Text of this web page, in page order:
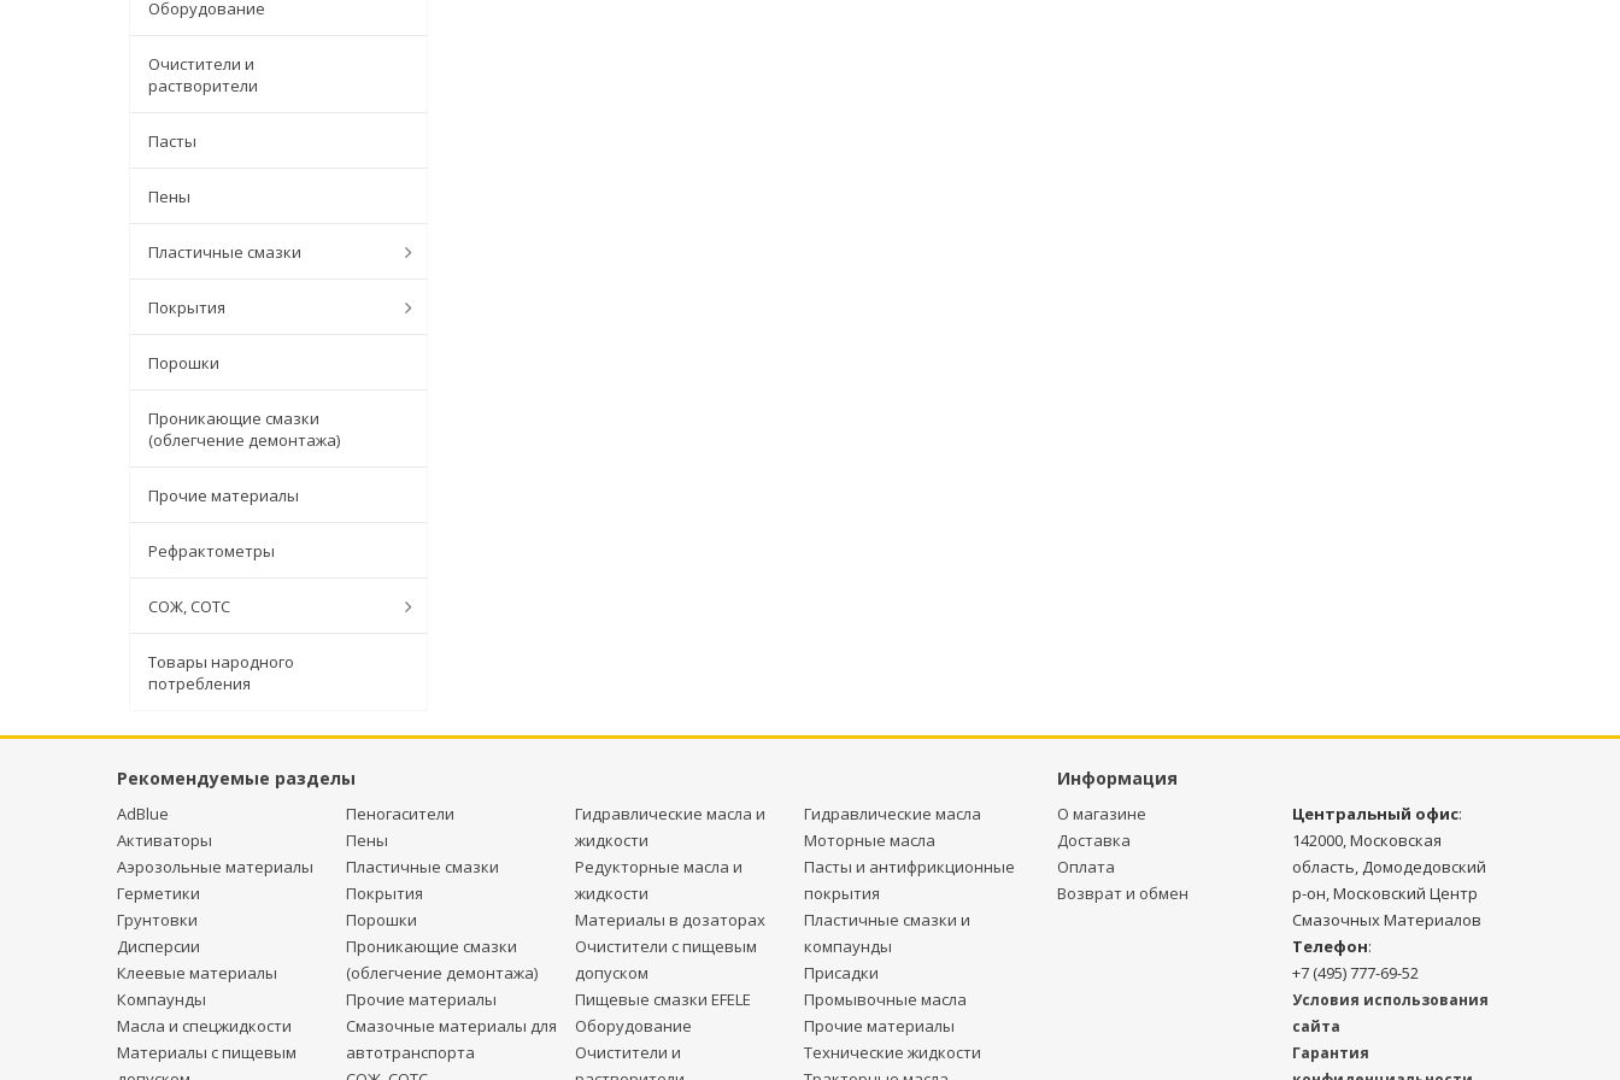
Оборудование
Очистители и
растворители
Пасты
Пены
Пластичные смазки
Покрытия
Порошки
Проникающие смазки
(облегчение демонтажа)
Прочие материалы
Рефрактометры
СОЖ, СОТС
Товары народного
потребления
Рекомендуемые разделы Информация
AdBlue
Активаторы
Аэрозольные материалы
Герметики
Грунтовки
Дисперсии
Клеевые материалы
Компаунды
Масла и спецжидкости
Материалы с пищевым
Пеногасители
Пены
Пластичные смазки
Покрытия
Порошки
Проникающие смазки
(облегчение демонтажа)
Прочие материалы
Смазочные материалы для
автотранспорта
Гидравлические масла и
жидкости
Редукторные масла и
жидкости
Материалы в дозаторах
Очистители с пищевым
допуском
Пищевые смазки EFELE
Оборудование
Очистители и
Гидравлические масла
Моторные масла
Пасты и антифрикционные
покрытия
Пластичные смазки и
компаунды
Присадки
Промывочные масла
Прочие материалы
Технические жидкости
О магазине
Доставка
Оплата
Возврат и обмен
Центральный офис:
142000, Московская
область, Домодедовский
р-он, Московский Центр
Смазочных Материалов
Телефон:
+7 (495) 777-69-52
Условия использования
сайта
Гарантия